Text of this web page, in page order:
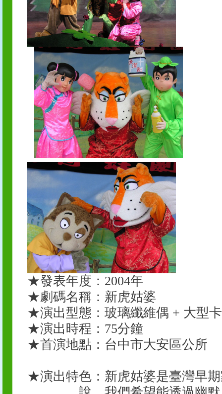
★發表年度：2004年
★劇碼名稱：新虎姑婆
★演出型態： 玻璃纖維偶 + 大型
★演出時程： 75分鐘
★首演地點：台中市大安區公所
★演出特色： 新虎姑婆是臺灣早